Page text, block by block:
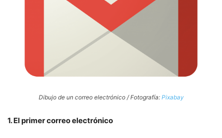
Dibujo de un correo electrónico / Fotografía: Pixabay
1. El primer correo electrónico